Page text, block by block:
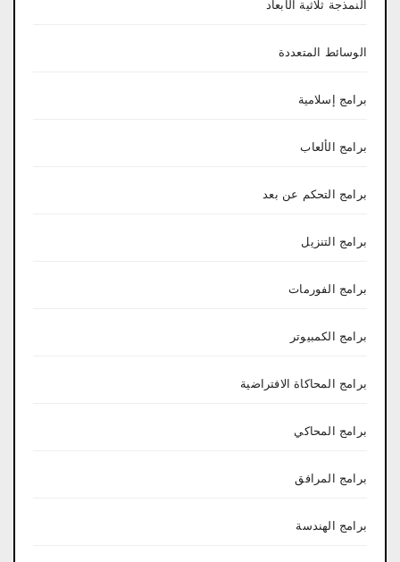
النمذجة ثلاثية الأبعاد
الوسائط المتعددة
برامج إسلامية
برامج الألعاب
برامج التحكم عن بعد
برامج التنزيل
برامج الفورمات
برامج الكمبيوتر
برامج المحاكاة الافتراضية
برامج المحاكي
برامج المرافق
برامج الهندسة